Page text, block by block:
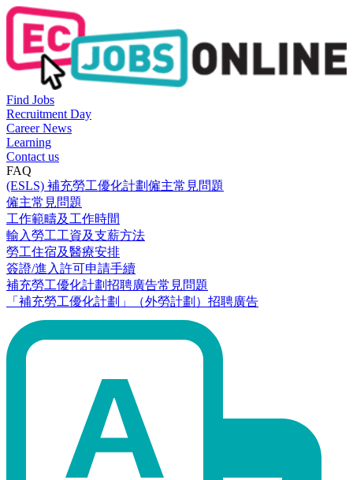
Find Jobs
Recruitment Day
Career News
Learning
Contact us
FAQ
(ESLS) 補充勞工優化計劃僱主常見問題
僱主常見問題
工作範疇及工作時間
輸入勞工工資及支薪方法
勞工住宿及醫療安排
簽證/進入許可申請手續
補充勞工優化計劃招聘廣告常見問題
「補充勞工優化計劃」（外勞計劃）招聘廣告